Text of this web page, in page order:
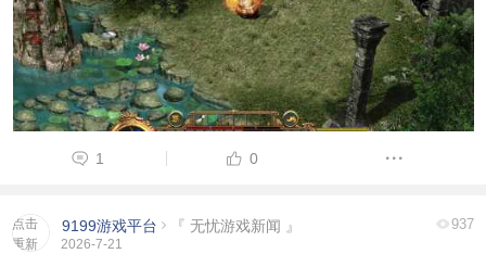
1 0
点击
重新
9199游戏平台 『 无忧游戏新闻 』
2026-7-21
937